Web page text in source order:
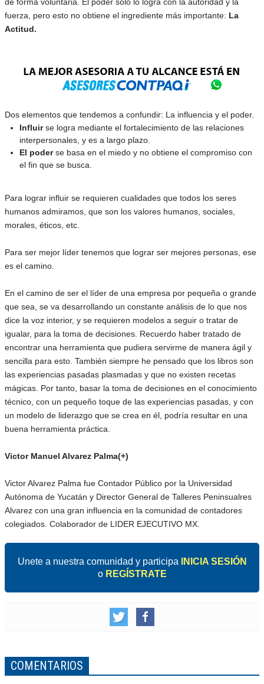
fuerza, pero esto no obtiene el ingrediente más importante: La
Actitud.
Dos elementos que tendemos a confundir: La influencia y el poder.
Influirse logra mediante el fortalecimiento de las relaciones
interpersonales, y es a largo plazo.
El poderse basa en el miedo y no obtiene el compromiso con
el fin que se busca.
Para lograr influir se requieren cualidades que todos los seres
humanos admiramos, que son los valores humanos, sociales,
morales, éticos, etc.
Para ser mejor líder tenemos que lograr ser mejores personas, ese
es el camino.
En el camino de ser el líder de una empresa por pequeña o grande
que sea, se va desarrollando un constante análisis de lo que nos
dice la voz interior, y se requieren modelos a seguir o tratar de
igualar, para la toma de decisiones. Recuerdo haber tratado de
encontrar una herramienta que pudiera servirme de manera ágil y
sencilla para esto. También siempre he pensado que los libros son
las experiencias pasadas plasmadas y que no existen recetas
mágicas. Por tanto, basar la toma de decisiones en el conocimiento
técnico, con un pequeño toque de las experiencias pasadas, y con
un modelo de liderazgo que se crea en él, podría resultar en una
buena herramienta práctica.
Victor Manuel Alvarez Palma(+)
Victor Alvarez Palma fue Contador Público por la Universidad
Autónoma de Yucatán y Director General de Talleres Peninsualres
Alvarez con una gran influencia en la comunidad de contadores
colegiados. Colaborador de LIDER EJECUTIVO MX.
Unete a nuestra comunidad y participa
INICIA SESIÓN
o REGÍSTRATE
COMENTARIOS